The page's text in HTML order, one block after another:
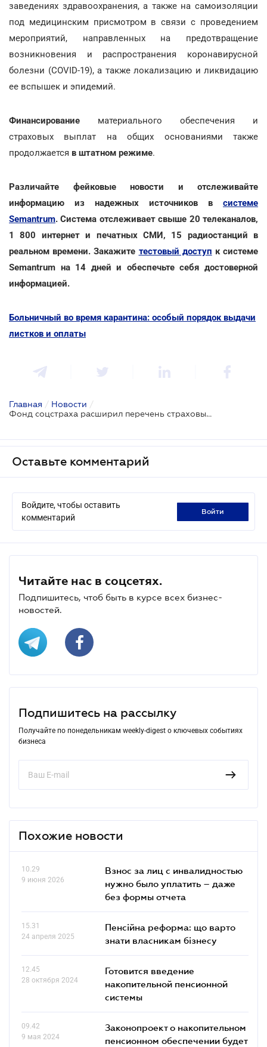
заведениях здравоохранения, а также на самоизоляции
под медицинским присмотром в связи с проведением
мероприятий, направленных на предотвращение
возникновения и распространения коронавирусной
болезни (COVID-19), а также локализацию и ликвидацию
ее вспышек и эпидемий.
Финансирование материального обеспечения и
страховых выплат на общих основаниями также
продолжается в штатном режиме.
Различайте фейковые новости и отслеживайте
информацию из надежных источников в системе
Semantrum. Система отслеживает свыше 20 телеканалов,
1 800 интернет и печатных СМИ, 15 радиостанций в
реальном времени. Закажите тестовый доступ к системе
Semantrum на 14 дней и обеспечьте себя достоверной
информацией.
Больничный во время карантина: особый порядок выдачи
листков и оплаты
Главная / Новости /
Фонд соцстраха расширил перечень страховых случаев
Оставьте комментарий
Войдите, чтобы оставить
комментарий
войти
Читайте нас в соцсетях.
Подпишитесь, чтоб быть в курсе всех бизнес-
новостей.
Подпишитесь на рассылку
Получайте по понедельникам weekly-digest о ключевых событиях
бизнеса
Похожие новости
10.29
9 июня 2026
Взнос за лиц с инвалидностью
нужно было уплатить – даже
без формы отчета
15.31
24 апреля 2025
Пенсійна реформа: що варто
знати власникам бізнесу
12.45
28 октября 2024
Готовится введение
накопительной пенсионной
системы
09.42
9 мая 2024
Законопроект о накопительном
пенсионном обеспечении будет